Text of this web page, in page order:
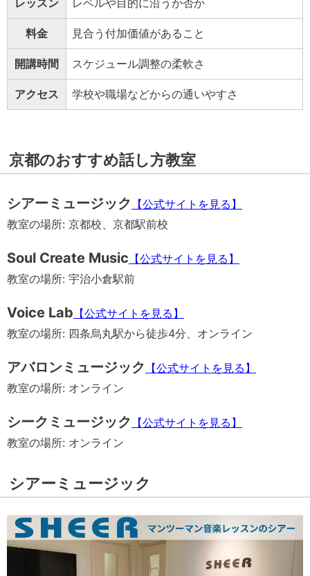
レッスン レベルや目的に沿うか否か
料金 見合う付加価値があること
開講時間 スケジュール調整の柔軟さ
アクセス 学校や職場などからの通いやすさ
京都のおすすめ話し方教室
シアーミュージック 【公式サイトを見る】
教室の場所: 京都校、京都駅前校
Soul Create Music 【公式サイトを見る】
教室の場所: 宇治小倉駅前
Voice Lab 【公式サイトを見る】
教室の場所: 四条烏丸駅から徒歩4分、オンライン
アバロンミュージック 【公式サイトを見る】
教室の場所: オンライン
シークミュージック 【公式サイトを見る】
教室の場所: オンライン
シアーミュージック